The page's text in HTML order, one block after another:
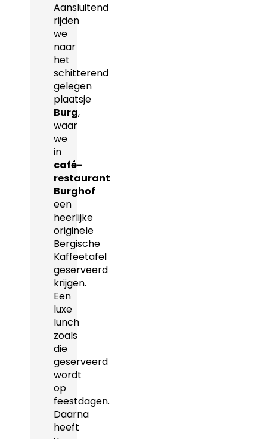
Aansluitend
rijden
we
naar
het
schitterend
gelegen
plaatsje
Burg,
waar
we
in
café-
restaurant
Burghof
een
heerlijke
originele
Bergische
Kaffeetafel
geserveerd
krijgen.
Een
luxe
lunch
zoals
die
geserveerd
wordt
op
feestdagen.
Daarna
heeft